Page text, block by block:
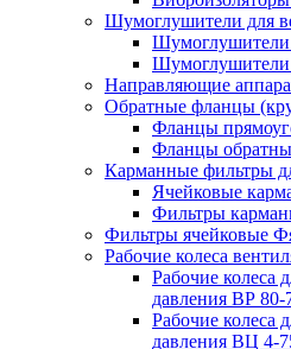
Шумоглушители для
Шумоглушители
Шумоглушители
Направляющие
Обратные фланцы
Фланцы
Фланцы
Карманные фильтры
Ячейковые
Фильтры
Фильтры ячейковые
Рабочие колеса
Рабочие колеса
давления ВР
Рабочие колеса
давления ВЦ 4-